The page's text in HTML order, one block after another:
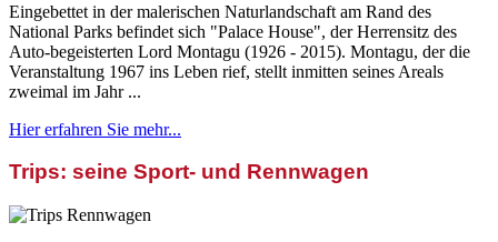
Eingebettet in der malerischen Naturlandschaft am Rand des
National Parks befindet sich "Palace House", der Herrensitz des
Auto-begeisterten Lord Montagu (1926 - 2015). Montagu, der die
Veranstaltung 1967 ins Leben rief, stellt inmitten seines Areals
zweimal im Jahr ...
Hier erfahren Sie mehr...
Trips: seine Sport- und Rennwagen